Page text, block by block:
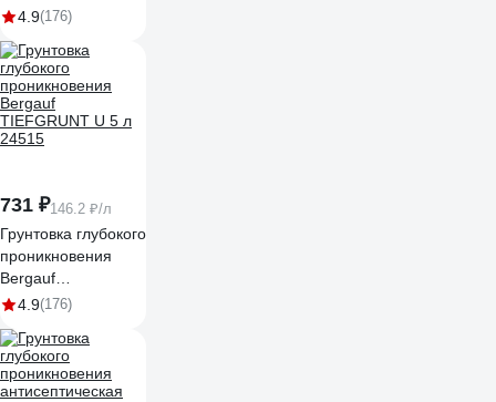
Bergauf tiefgrunt 10
4.9(176)
731 ₽146.2 ₽/л
Грунтовка глубокого
проникновения
Bergauf
TIEFGRUNT U 5 л
4.9(176)